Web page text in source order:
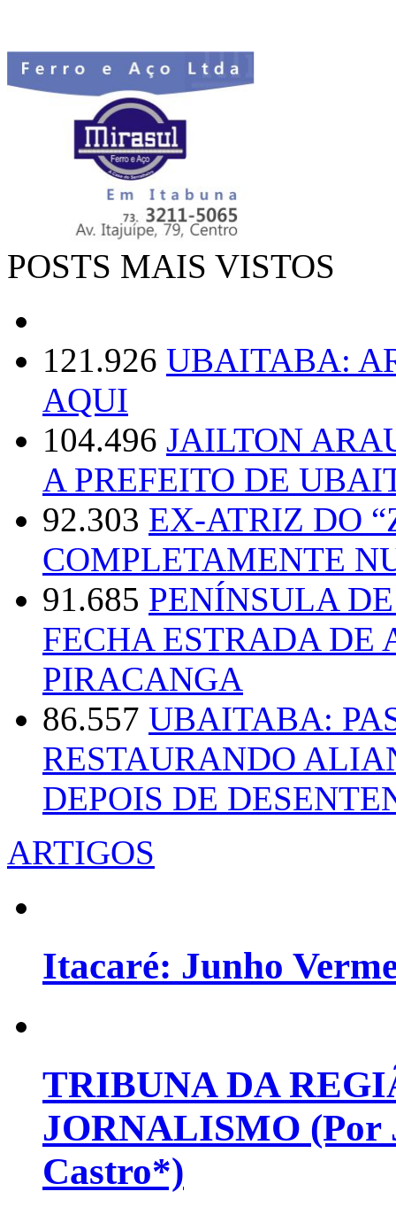
POSTS MAIS VISTOS
121.926 UBAITABA:
AQUI
104.496 JAILTON
A PREFEITO DE
92.303 EX-ATRIZ DO
COMPLETAMENTE
91.685 PENÍNSULA
FECHA ESTRADA DE
PIRACANGA
86.557 UBAITABA:
RESTAURANDO
DEPOIS DE
ARTIGOS
Itacaré: Junho
TRIBUNA DA
JORNALISMO (Por
Castro*)